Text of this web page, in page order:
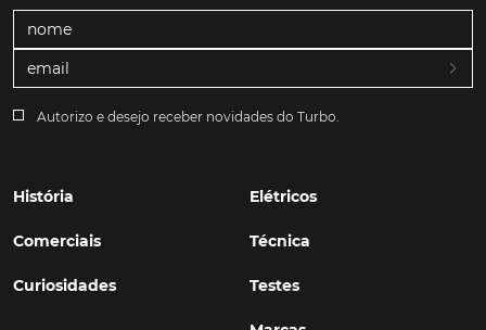
Autorizo e desejo receber novidades do Turbo.
História
Comerciais
Curiosidades
Elétricos
Técnica
Testes